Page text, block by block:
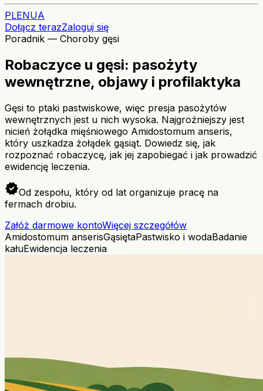
PLENUA
Dołącz terazZaloguj się
Poradnik — Choroby gęsi
Robaczyce u gęsi: pasożyty
wewnętrzne, objawy i profilaktyka
Gęsi to ptaki pastwiskowe, więc presja pasożytów
wewnętrznych jest u nich wysoka. Najgroźniejszy jest
nicień żołądka mięśniowego Amidostomum anseris,
który uszkadza żołądek gąsiąt. Dowiedz się, jak
rozpoznać robaczycę, jak jej zapobiegać i jak prowadzić
ewidencję leczenia.
verifiedOd zespołu, który od lat organizuje pracę na
fermach drobiu.
Załóż darmowe kontoWięcej szczegółów
Amidostomum anserisGąsiętaPastwisko i wodaBadanie
kałuEwidencja leczenia